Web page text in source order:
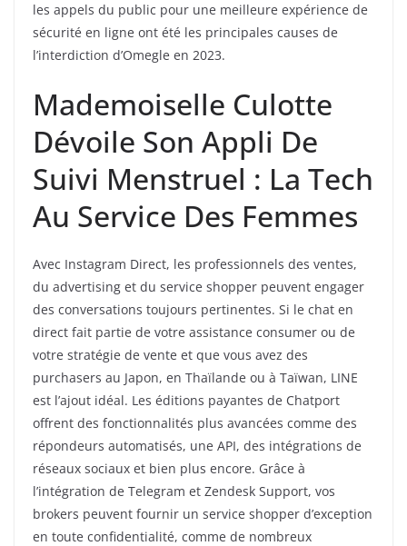
les appels du public pour une meilleure expérience de
sécurité en ligne ont été les principales causes de
l’interdiction d’Omegle en 2023.
Mademoiselle Culotte
Dévoile Son Appli De
Suivi Menstruel : La Tech
Au Service Des Femmes
Avec Instagram Direct, les professionnels des ventes,
du advertising et du service shopper peuvent engager
des conversations toujours pertinentes. Si le chat en
direct fait partie de votre assistance consumer ou de
votre stratégie de vente et que vous avez des
purchasers au Japon, en Thaïlande ou à Taïwan, LINE
est l’ajout idéal. Les éditions payantes de Chatport
offrent des fonctionnalités plus avancées comme des
répondeurs automatisés, une API, des intégrations de
réseaux sociaux et bien plus encore. Grâce à
l’intégration de Telegram et Zendesk Support, vos
brokers peuvent fournir un service shopper d’exception
en toute confidentialité, comme de nombreux